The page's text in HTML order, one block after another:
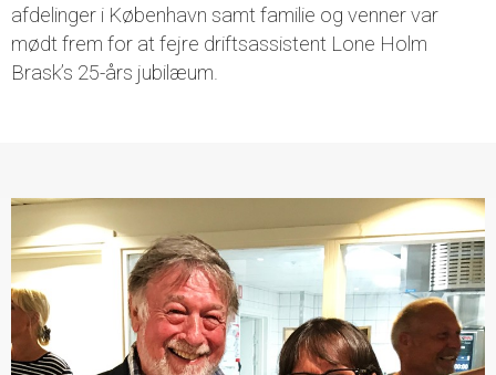
afdelinger i København samt familie og venner var
mødt frem for at fejre driftsassistent Lone Holm
Brask’s 25-års jubilæum.